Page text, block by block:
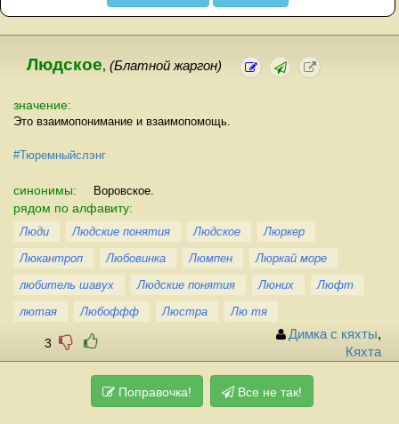
Людское, (Блатной жаргон)
значение:
Это взаимопонимание и взаимопомощь.
#Тюремныйслэнг
синонимы: Воровское.
рядом по алфавиту:
Люди Людские понятия Людское
Люркер
Люкантроп
Любовинка Люмпен
Люркай море
любитель шавух
Людские понятия Люних
Люфт
лютая
Любоффф Люстра Лю тя
3
Димка с кяхты,
Кяхта
Поправочка! Все не так!